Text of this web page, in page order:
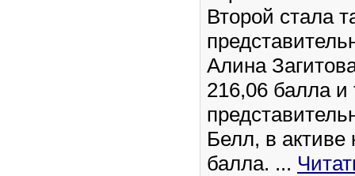
Второй стала
Алина
216,06 балла и
Белл, в активе
балла. ...